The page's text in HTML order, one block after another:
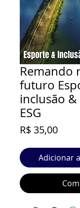
Remando
futuro
inclusão
ESG
R$ 35,00Preço
Adicionar